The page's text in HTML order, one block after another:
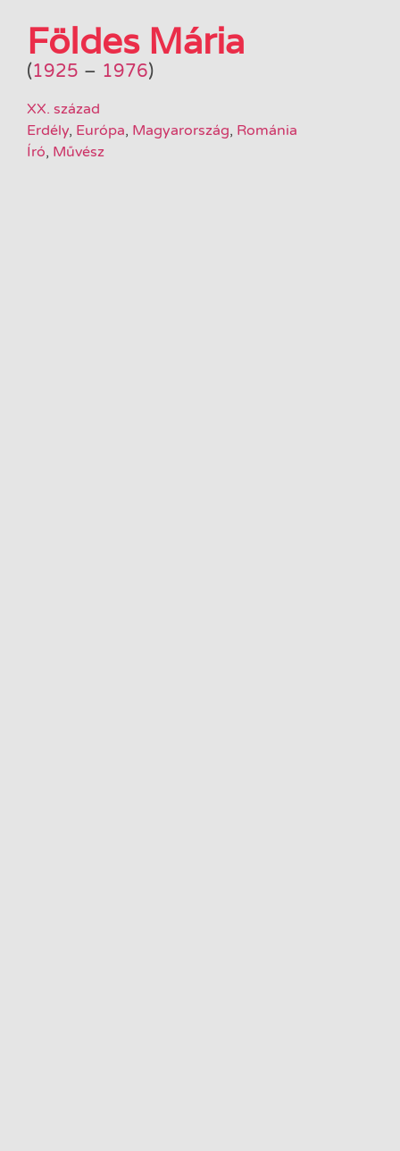
Földes Mária
(1925 – 1976)
XX. század
Erdély, Európa, Magyarország, Románia
Író, Művész